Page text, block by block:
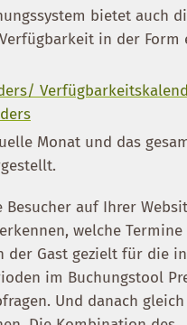
bietet auch
in der Form
Monat und das
Besucher auf Ihrer
welche
der Gast gezielt für die
im Buchungstool
Und danach gleich